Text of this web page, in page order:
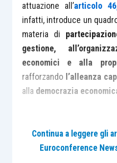
attuazione all’articolo
infatti, introduce un
materia di
gestione,
economici e alla
rafforzando l’alleanza
alla democrazia
dalla strutturazione di
multilivellodi
Continua a leggere gli
Euroconference